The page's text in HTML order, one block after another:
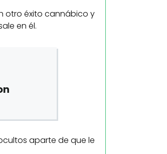
otro éxito cannábico y
en él.
aparte de que le